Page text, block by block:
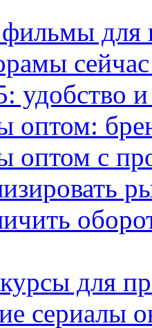
для
удобство
оптом:
оптом с
для
сериалы